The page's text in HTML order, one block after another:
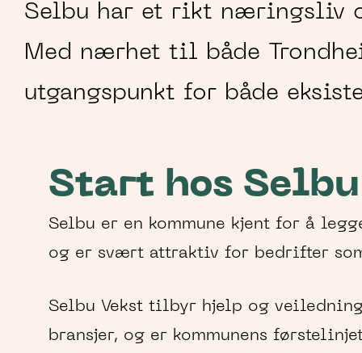
Selbu har et rikt næringsliv
Med nærhet til både
utgangspunkt for både
Start hos
Selbu er en kommune kjent for å
og er svært attraktiv for bedrifter
Selbu Vekst tilbyr hjelp og
bransjer, og er kommunens